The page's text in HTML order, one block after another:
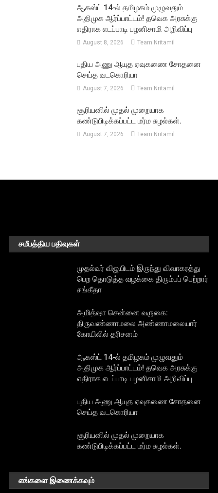
ஆகஸ்ட் 14-ல் தமிழகம் முழுவதும்
அதிமுக ஆர்ப்பாட்டம்! தவெக அரசுக்கு
எதிராக எடப்பாடி பழனிசாமி அறிவிப்பு
August 8, 2026 Team Nritamil
புதிய அணு ஆயுத ஏவுகணை சோதனை
செய்த வடகொரியா
August 7, 2026 Team Nritamil
சூரியனில் முதல் முறையாக
கண்டுபிடிக்கப்பட்ட மர்ம சுழல்கள்.
August 7, 2026 Team Nritamil
சமீபத்திய பதிவுகள்
முதல்வர் விஜயிடம் இருந்து விவாகரத்து
பெற தொடுத்த வழக்கை திரும்பப் பெற்றார்
சங்கீதா
அமித்ஷா சென்னை வருகை:
திருவண்ணாமலை அண்ணாமலையார்
கோயிலில் தரிசனம்
ஆகஸ்ட் 14-ல் தமிழகம் முழுவதும்
அதிமுக ஆர்ப்பாட்டம்! தவெக அரசுக்கு
எதிராக எடப்பாடி பழனிசாமி அறிவிப்பு
புதிய அணு ஆயுத ஏவுகணை சோதனை
செய்த வடகொரியா
சூரியனில் முதல் முறையாக
கண்டுபிடிக்கப்பட்ட மர்ம சுழல்கள்.
எங்களை இணைக்கவும்